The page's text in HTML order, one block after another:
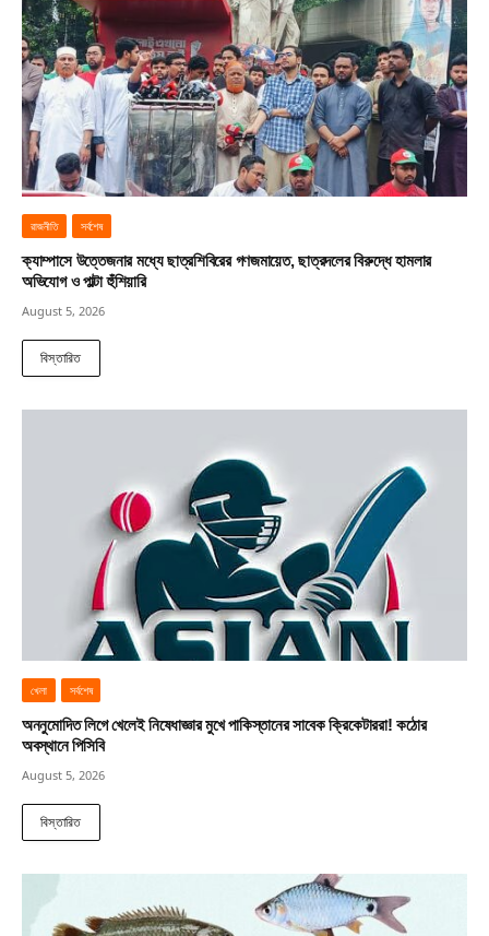
রাজনীতি সর্বশেষ
ক্যাম্পাসে উত্তেজনার মধ্যে ছাত্রশিবিরের গণজমায়েত, ছাত্রদলের বিরুদ্ধে হামলার
অভিযোগ ও পাল্টা হুঁশিয়ারি
August 5, 2026
বিস্তারিত
খেলা সর্বশেষ
অননুমোদিত লিগে খেলেই নিষেধাজ্ঞার মুখে পাকিস্তানের সাবেক ক্রিকেটাররা! কঠোর
অবস্থানে পিসিবি
August 5, 2026
বিস্তারিত